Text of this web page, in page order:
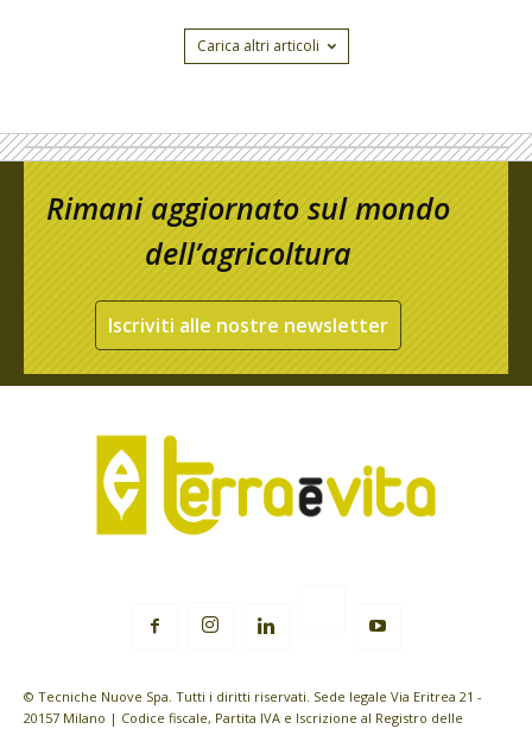
Carica altri articoli
Rimani aggiornato sul mondo
dell’agricoltura
Iscriviti alle nostre newsletter
© Tecniche Nuove Spa. Tutti i diritti riservati. Sede legale Via Eritrea 21 -
20157 Milano | Codice fiscale, Partita IVA e Iscrizione al Registro delle